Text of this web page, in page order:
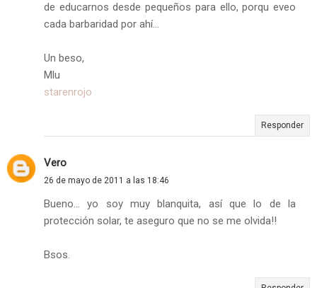
de educarnos desde pequeños para ello, porqu eveo
cada barbaridad por ahí...
Un beso,
Mlu
starenrojo
Responder
Vero
26 de mayo de 2011 a las 18:46
Bueno... yo soy muy blanquita, así que lo de la
protección solar, te aseguro que no se me olvida!!
Bsos.